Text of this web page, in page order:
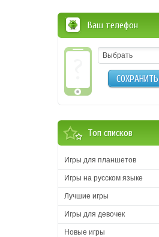
Ваш телефон
Выбрать
СОХРАНИТЬ
Топ списков
Игры для планшетов
Игры на русском языке
Лучшие игры
Игры для девочек
Новые игры